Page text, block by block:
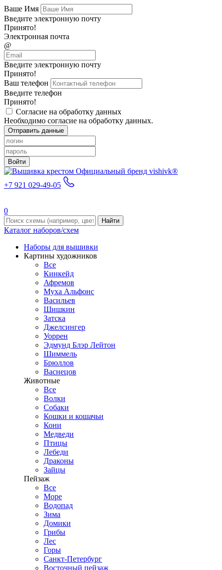
Ваше Имя
Введите электронную почту
Принято!
Электронная почта
@
Введите электронную почту
Принято!
Ваш телефон
Введите телефон
Принято!
Согласие на обработку данных
Необходимо согласие на обработку данных.
Отправить данные
Войти
Официальный бренд vishivk®
+7 921 029-49-05
0
Найти
Каталог наборов/схем
Наборы для вышивки
Картины художников
Все
Кинкейд
Афремов
Муха Альфонс
Васильев
Шишкин
Затска
Джелсингер
Уоррен
Эдмунд Блэр Лейтон
Шиммель
Брюллов
Васнецов
Животные
Все
Волки
Собаки
Кошки и кошачьи
Кони
Медведи
Птицы
Лебеди
Драконы
Зайцы
Пейзаж
Все
Море
Водопад
Зима
Домики
Грибы
Лес
Горы
Санкт-Петербург
Восточный пейзаж